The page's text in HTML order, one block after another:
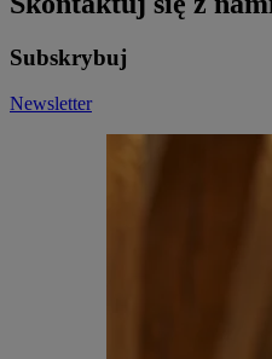
Subskrybuj
Newsletter